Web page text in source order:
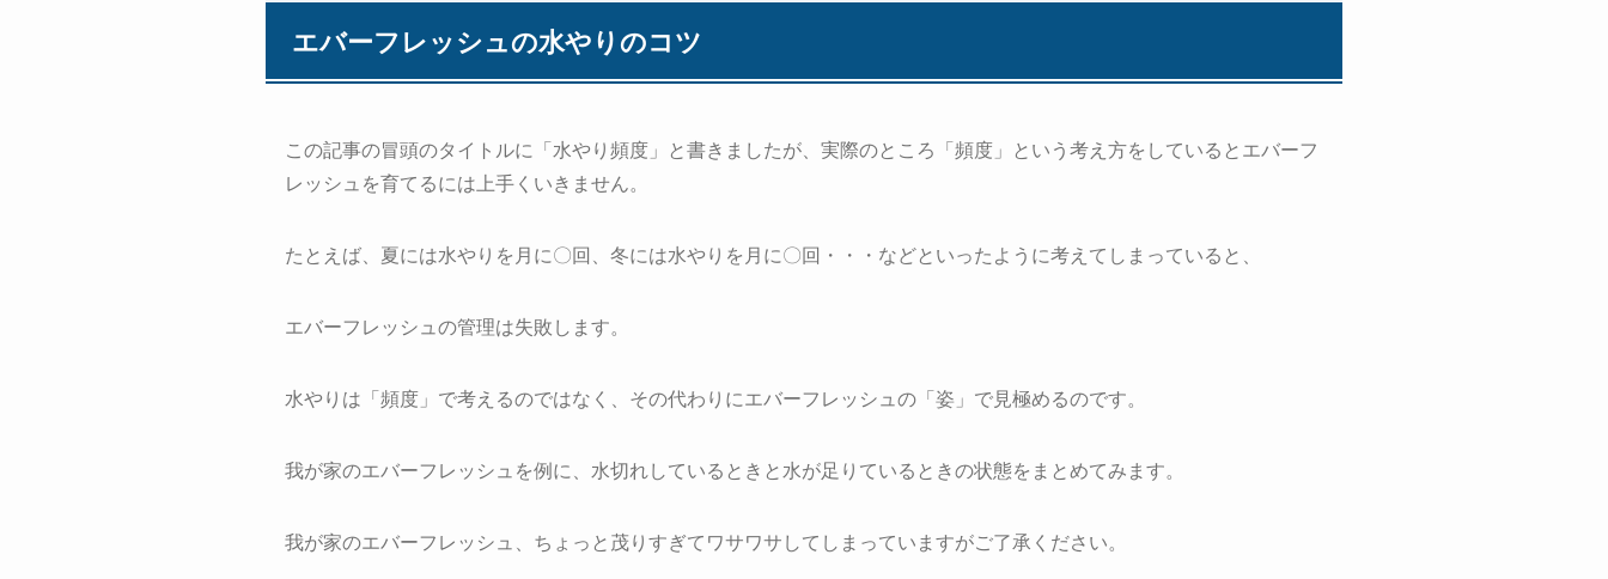
エバーフレッシュの水やりのコツ
この記事の冒頭のタイトルに「水やり頻度」と書きましたが、実際のところ「頻度」という考え方をしているとエバーフ
レッシュを育てるには上手くいきません。
たとえば、夏には水やりを月に〇回、冬には水やりを月に〇回・・・などといったように考えてしまっていると、
エバーフレッシュの管理は失敗します。
水やりは「頻度」で考えるのではなく、その代わりにエバーフレッシュの「姿」で見極めるのです。
我が家のエバーフレッシュを例に、水切れしているときと水が足りているときの状態をまとめてみます。
我が家のエバーフレッシュ、ちょっと茂りすぎてワサワサしてしまっていますがご了承ください。